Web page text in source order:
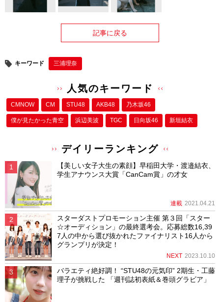
記事に戻る
キーワード 三浦理奈
人気のキーワード
CMNOW CM STU48 AKB48 乃木坂46
僕が⾒たかった⻘空 浜辺美波 TGC 日向坂46 新垣結衣
デイリーランキング
【美しい女子大生の素顔】早稲田大学・渡邉結衣、
学生アナウンス大賞「CanCam賞」の才女
連載 2021.04.21
スターダストプロモーション主催 第３回「スター
☆オーディション」の最終選考会。応募総数16,39
7人の中から選び抜かれたファイナリスト16人から
グランプリが決定！
NEXT 2023.10.10
バラエティ絶好調！ “STU48の元気印” 2期生・工藤
理子が挑戦した 「週刊誌初表紙＆巻頭グラビア」